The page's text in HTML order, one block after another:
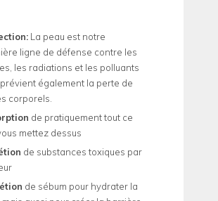
La peau est notre
ligne de défense contre les
les radiations et les polluants
prévient également la perte de
corporels.
de pratiquement tout ce
mettez dessus
de substances toxiques par
de sébum pour hydrater la